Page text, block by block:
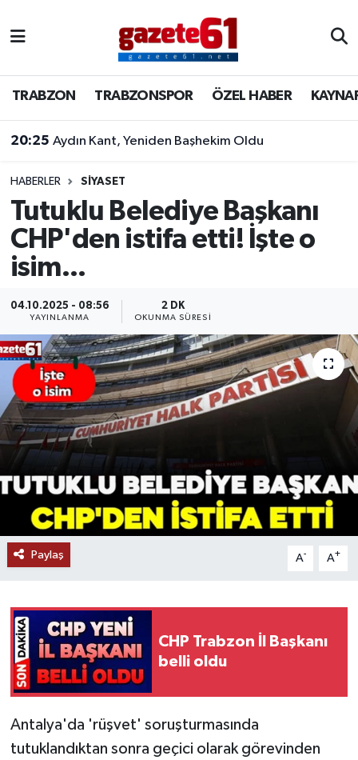
TRABZON TRABZONSPOR ÖZEL HABER
20:25 Aydın Kant, Yeniden Başhekim Oldu
HABERLER SİYASET
Tutuklu Belediye Başkanı
CHP'den istifa etti! İşte o
isim...
04.10.2025 - 08:56
YAYINLANMA
2 DK
OKUNMA SÜRESI
Paylaş A- A+
CHP Trabzon İl Başkanı
belli oldu
Antalya'da 'rüşvet' soruşturmasında
tutuklandıktan sonra geçici olarak görevinden
TRABZONSPOR
ÖZEL HABER
KAYNAR KAZAN
SİYASET
GÜNDEM
Trabzon Nöbetçi Eczaneler
Trabzon Hava Durumu
Trabzon Namaz Vakitleri
Trabzon Trafik Yoğunluk Haritası
Süper Lig Puan Durumu ve Fikstür
Tüm Manşetler
Son Dakika Haberleri
Haber Arşivi